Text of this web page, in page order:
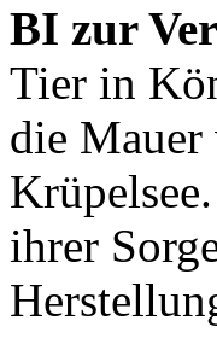
BI zur
Tier in
die Mauer
ihrer